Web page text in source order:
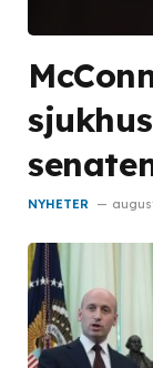
NYHETER